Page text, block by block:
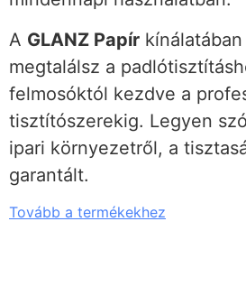
A GLANZ Papír
megtalálsz a
felmosóktól kezdve a
tisztítószerekig. Legyen
ipari környezetről, a
garantált.
Tovább a termékekhez